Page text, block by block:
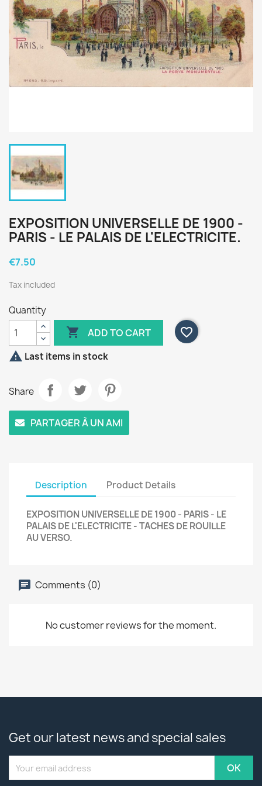
EXPOSITION UNIVERSELLE DE 1900 -
PARIS - LE PALAIS DE L'ELECTRICITE.
€7.50
Tax included
Quantity
 ADD TO CART
favorite_border
 Last items in stock
Share
PARTAGER À UN AMI
Description Product Details
EXPOSITION UNIVERSELLE DE 1900 - PARIS - LE
PALAIS DE L'ELECTRICITE - TACHES DE ROUILLE
AU VERSO.
Comments (0)
No customer reviews for the moment.
Get our latest news and special sales